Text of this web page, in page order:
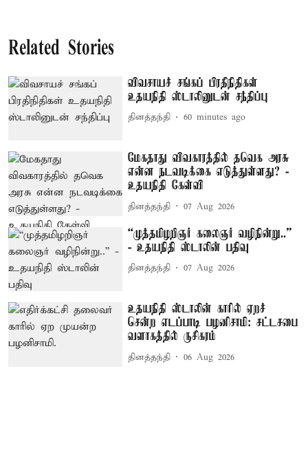
Related Stories
விவசாயச் சங்கப் பிரதிநிதிகள்
உதயநிதி ஸ்டாலினுடன் சந்திப்பு
தினத்தந்தி 60 minutes ago
மேகதாது விவகாரத்தில் தவெக அரசு
என்ன நடவடிக்கை எடுத்துள்ளது? -
உதயநிதி கேள்வி
தினத்தந்தி 07 Aug 2026
“முத்தமிழறிஞர் கலைஞர் வழிநின்று..”
- உதயநிதி ஸ்டாலின் பதிவு
தினத்தந்தி 07 Aug 2026
உதயநிதி ஸ்டாலின் காரில் ஏறச்
சென்ற எடப்பாடி பழனிசாமி: சட்டசபை
வளாகத்தில் ருசிகரம்
தினத்தந்தி 06 Aug 2026